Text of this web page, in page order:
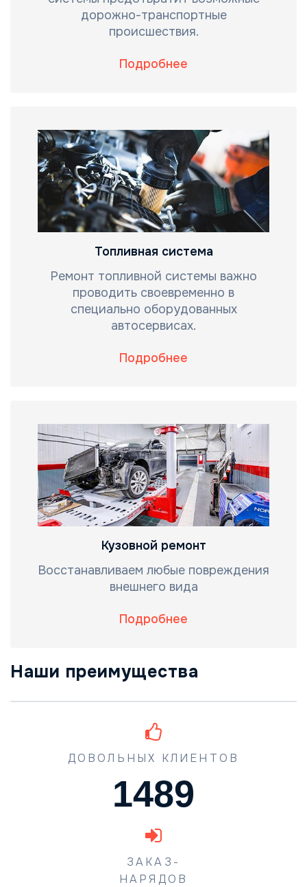
дорожно-транспортные
происшествия.
Подробнее
Топливная система
Ремонт топливной системы важно
проводить своевременно в
специально оборудованных
автосервисах.
Подробнее
Кузовной ремонт
Восстанавливаем любые повреждения
внешнего вида
Подробнее
Наши преимущества
ДОВОЛЬНЫХ КЛИЕНТОВ
1489
ЗАКАЗ-
НАРЯДОВ